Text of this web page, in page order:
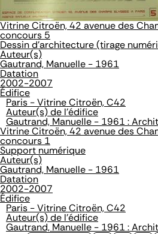
Vitrine Citroën, 42 avenue des
concours 5
Dessin d'architecture (tirage
Auteur(s)
Gautrand, Manuelle - 1961
Datation
2002-2007
Édifice
Paris - Vitrine Citroën, C42
Auteur(s) de l'édifice
Gautrand, Manuelle - 1961 :
Vitrine Citroën, 42 avenue des
concours 1
Support numérique
Auteur(s)
Gautrand, Manuelle - 1961
Datation
2002-2007
Édifice
Paris - Vitrine Citroën, C42
Auteur(s) de l'édifice
Gautrand, Manuelle - 1961 :